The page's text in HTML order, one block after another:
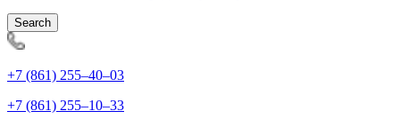
Search
+7 (861) 255‒40‒03
+7 (861) 255‒10‒33